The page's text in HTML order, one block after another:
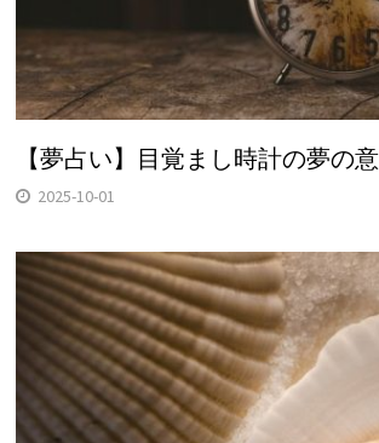
【夢占い】目覚まし時計の夢の
2025-10-01